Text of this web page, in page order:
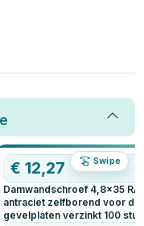
Swipe
€12,27
Damwandschroef 4,8x35
antraciet zelfborend voor
gevelplaten verzinkt 100